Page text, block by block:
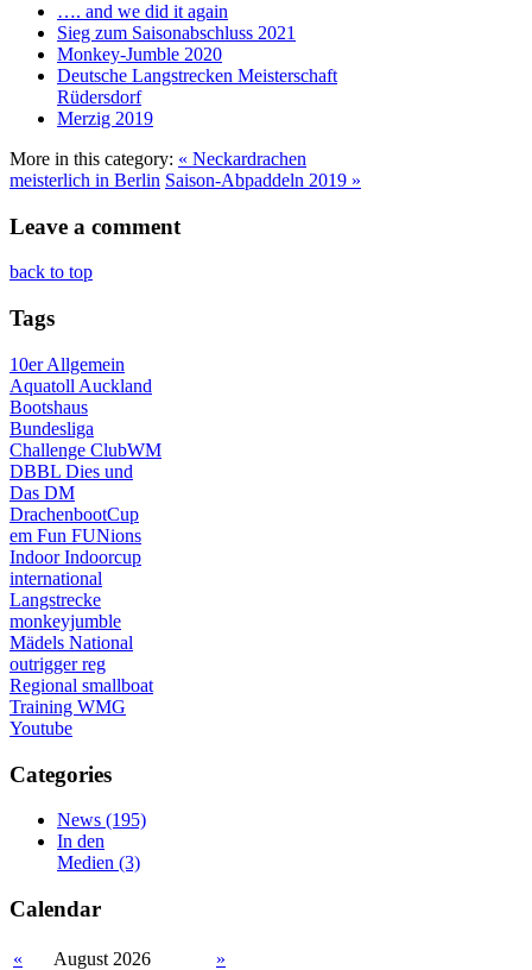
…. and we did it again
Sieg zum Saisonabschluss 2021
Monkey-Jumble 2020
Deutsche Langstrecken Meisterschaft
Rüdersdorf
Merzig 2019
More in this category: « Neckardrachen
meisterlich in Berlin Saison-Abpaddeln 2019 »
Leave a comment
back to top
Tags
10erAllgemein
Aquatoll Auckland
Bootshaus
Bundesliga
Challenge ClubWM
DBBL Dies und
Das DM
DrachenbootCup
em Fun FUNions
IndoorIndoorcup
international
Langstrecke
monkeyjumble
Mädels National
outriggerreg
Regional smallboat
Training WMG
Youtube
Categories
News (195)
In den
Medien (3)
Calendar
« August 2026 »